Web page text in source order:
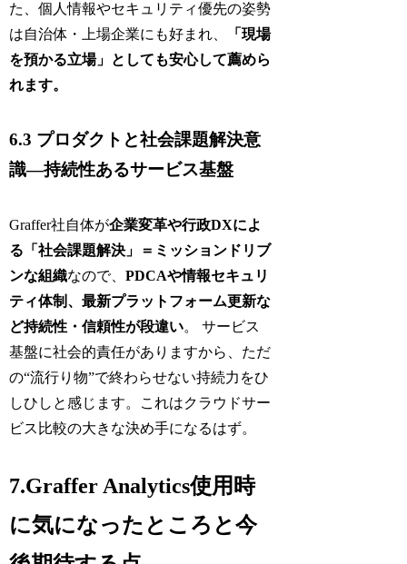
た、個人情報やセキュリティ優先の姿勢
は自治体・上場企業にも好まれ、
「現場
を預かる立場」としても安心して薦めら
れます。
6.3 プロダクトと社会課題解決意
識―持続性あるサービス基盤
Graffer社自体が企業変革や行政DXによ
る「社会課題解決」＝ミッションドリブ
ンな組織なので、PDCAや情報セキュリ
ティ体制、最新プラットフォーム更新な
ど持続性・信頼性が段違い。 サービス
基盤に社会的責任がありますから、ただ
の“流行り物”で終わらせない持続力をひ
しひしと感じます。これはクラウドサー
ビス比較の大きな決め手になるはず。
7.Graffer Analytics使用時
に気になったところと今